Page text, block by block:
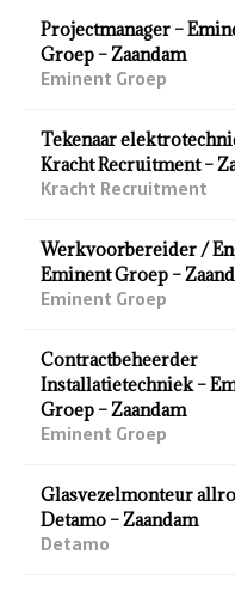
Projectmanager –
Groep – Zaandam
Eminent Groep
Tekenaar
Kracht Recruitment –
Kracht Recruitment
Werkvoorbereider /
Eminent Groep –
Eminent Groep
Contractbeheerder
Installatietechniek –
Groep – Zaandam
Eminent Groep
Glasvezelmonteur
Detamo – Zaandam
Detamo